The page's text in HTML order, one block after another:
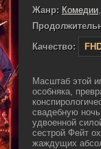
Жанр: Комедии,
Качество:
Масштаб этой
особняка,
свадебную
удвоенной
сестрой Фейт
жаждущих